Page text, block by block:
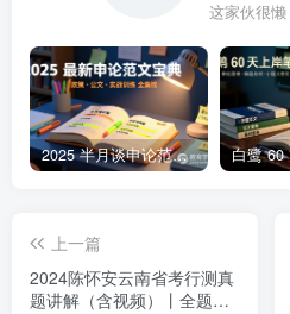
这家伙很
2025 半月谈申论范文宝典 | 236 页高分范文与深度点评，一本掌握公文 +大作文 +核心主题2025 半月谈申论范文宝典：236 页范文 + 实战训练 +高分模板
上一篇
2024陈怀安云南省考行测真
题讲解（含视频）丨全题型